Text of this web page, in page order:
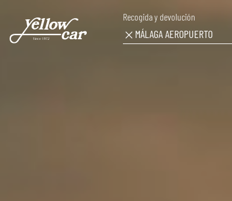
Recogida y devolución
MÁLAGA AEROPUERTO